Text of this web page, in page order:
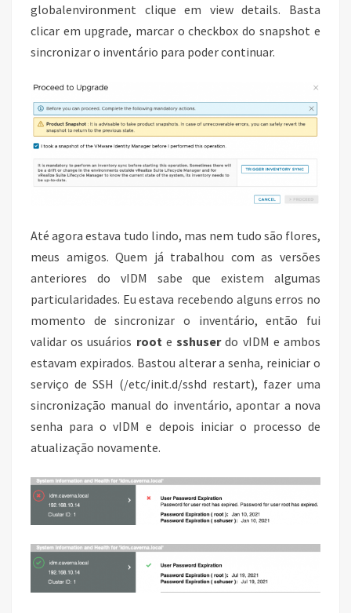
globalenvironment clique em view details. Basta
clicar em upgrade, marcar o checkbox do snapshot e
sincronizar o inventário para poder continuar.
Até agora estava tudo lindo, mas nem tudo são flores,
meus amigos. Quem já trabalhou com as versões
anteriores do vIDM sabe que existem algumas
particularidades. Eu estava recebendo alguns erros no
momento de sincronizar o inventário, então fui
validar os usuários root esshuserdo vIDM e ambos
estavam expirados. Bastou alterar a senha, reiniciar o
serviço de SSH (/etc/init.d/sshd restart), fazer uma
sincronização manual do inventário, apontar a nova
senha para o vIDM e depois iniciar o processo de
atualização novamente.